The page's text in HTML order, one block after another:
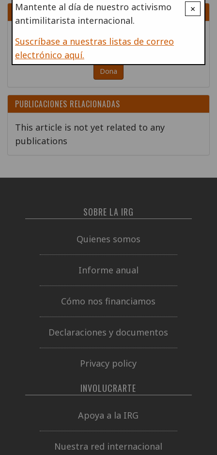
×
Mantente al día de nuestro activismo
antimilitarista internacional.
Suscríbase a nuestras listas de correo
electrónico aquí.
DONA
Por favor, ayúdanos a apoyar las acciones
antimilitaristas en todo el mundo
Dona
PUBLICACIONES RELACIONADAS
This article is not yet related to any
publications
SOBRE LA IRG
Quienes somos
Informe anual
Cómo nos financiamos
Declaraciones y documentos
Privacy policy
INVOLUCRARTE
Apoya a la IRG
Nuestra red internacional